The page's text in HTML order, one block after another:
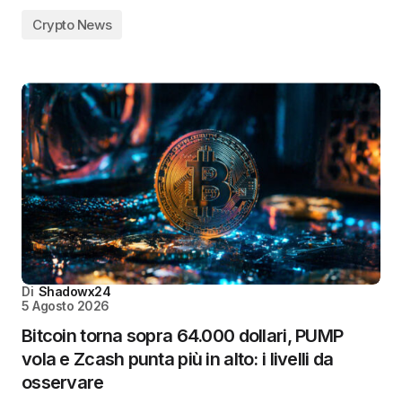
Crypto News
Di Shadowx24
5 Agosto 2026
Bitcoin torna sopra 64.000 dollari, PUMP
vola e Zcash punta più in alto: i livelli da
osservare